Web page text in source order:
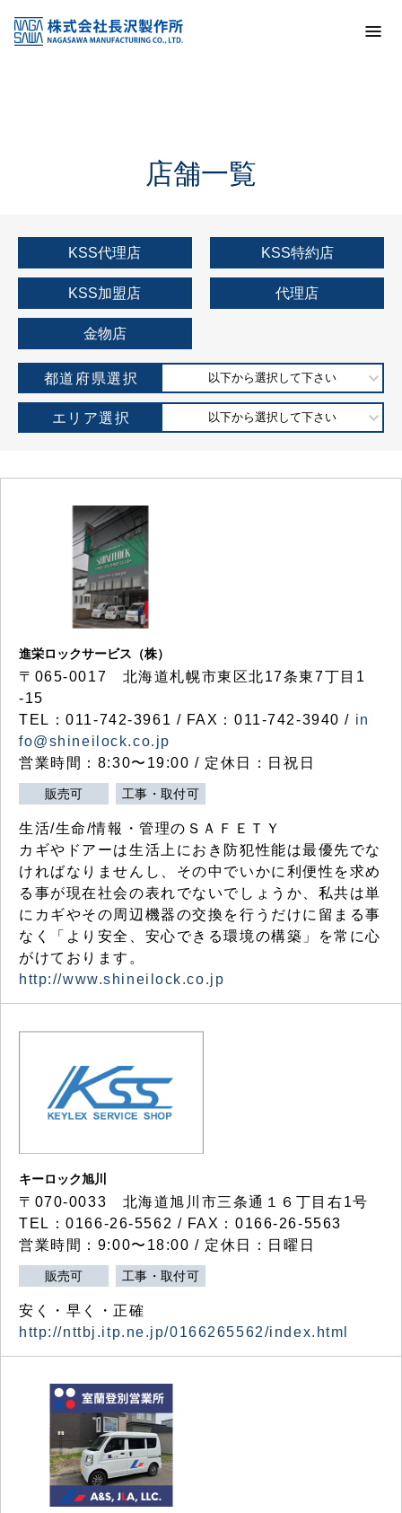
KSS加盟店・取扱店情報
店舗一覧
店舗一覧
KSS代理店 KSS特約店
KSS加盟店 代理店
金物店
都道府県選択 以下から選択して下さい
エリア選択 以下から選択して下さい
進栄ロックサービス（株）
〒065-0017 北海道札幌市東区北17条東7丁目1
-15
TEL：011-742-3961 / FAX：011-742-3940 / in
fo@shineilock.co.jp
営業時間：8:30〜19:00 / 定休日：日祝日
販売可 工事・取付可
生活/生命/情報・管理のＳＡＦＥＴＹ
カギやドアーは生活上におき防犯性能は最優先でな
ければなりませんし、その中でいかに利便性を求め
る事が現在社会の表れでないでしょうか、私共は単
にカギやその周辺機器の交換を行うだけに留まる事
なく「より安全、安心できる環境の構築」を常に心
がけております。
http://www.shineilock.co.jp
キーロック旭川
〒070-0033 北海道旭川市三条通１６丁目右1号
TEL：0166-26-5562 / FAX：0166-26-5563
営業時間：9:00〜18:00 / 定休日：日曜日
販売可 工事・取付可
安く・早く・正確
http://nttbj.itp.ne.jp/0166265562/index.html